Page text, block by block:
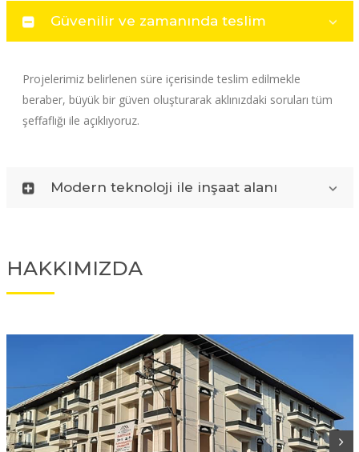
Güvenilir ve zamanında teslim
Projelerimiz belirlenen süre içerisinde teslim edilmekle
beraber, büyük bir güven oluşturarak aklınızdaki soruları tüm
şeffaflığı ile açıklıyoruz.
Modern teknoloji ile inşaat alanı
HAKKIMIZDA